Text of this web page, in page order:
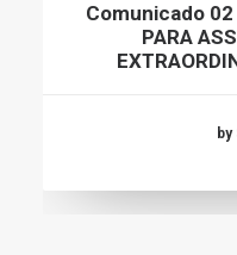
Comunicado 02
PARA